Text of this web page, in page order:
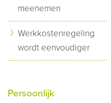
meenemen
Werkkostenregeling
wordt eenvoudiger
Persoonlijk